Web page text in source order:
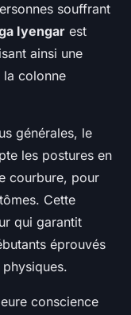
souffrant
Iyengar est
ainsi une
la colonne
générales, le
les postures en
courbure, pour
Cette
qui garantit
éprouvés
conscience